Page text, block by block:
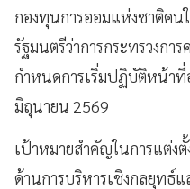
กองทุนการออมแห่งชาติคน
รัฐมนตรีว่าการกระทรวงกา
กำหนดการเริ่มปฏิบัติหน้าที่
มิถุนายน 2569
เป้าหมายสำคัญในการแต่ง
ด้านการบริหารเชิงกลยุทธ์